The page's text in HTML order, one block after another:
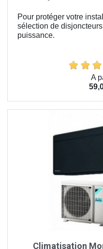
Pour protéger votre
sélection de
puissance.
A
Climatisation